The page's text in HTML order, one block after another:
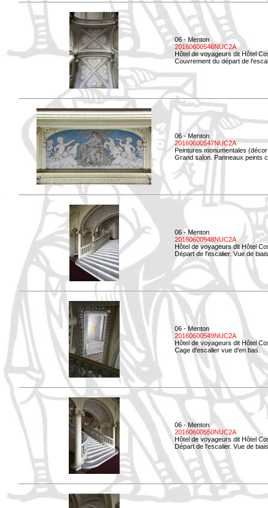
06 - Menton
20160600546NUC2A
Hôtel de voyageurs dit Hôtel
Couvrement du départ de
06 - Menton
20160600547NUC2A
Peintures monumentales
Grand salon. Panneaux peints
06 - Menton
20160600548NUC2A
Hôtel de voyageurs dit Hôtel
Départ de l'escalier. Vue de
06 - Menton
20160600549NUC2A
Hôtel de voyageurs dit Hôtel
Cage d'escalier vue d'en bas.
06 - Menton
20160600550NUC2A
Hôtel de voyageurs dit Hôtel
Départ de l'escalier. Vue de